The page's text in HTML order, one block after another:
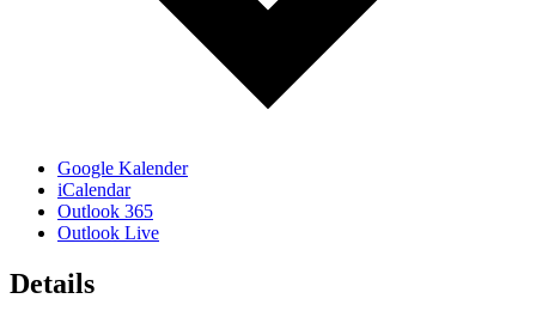
Google Kalender
iCalendar
Outlook 365
Outlook Live
Details